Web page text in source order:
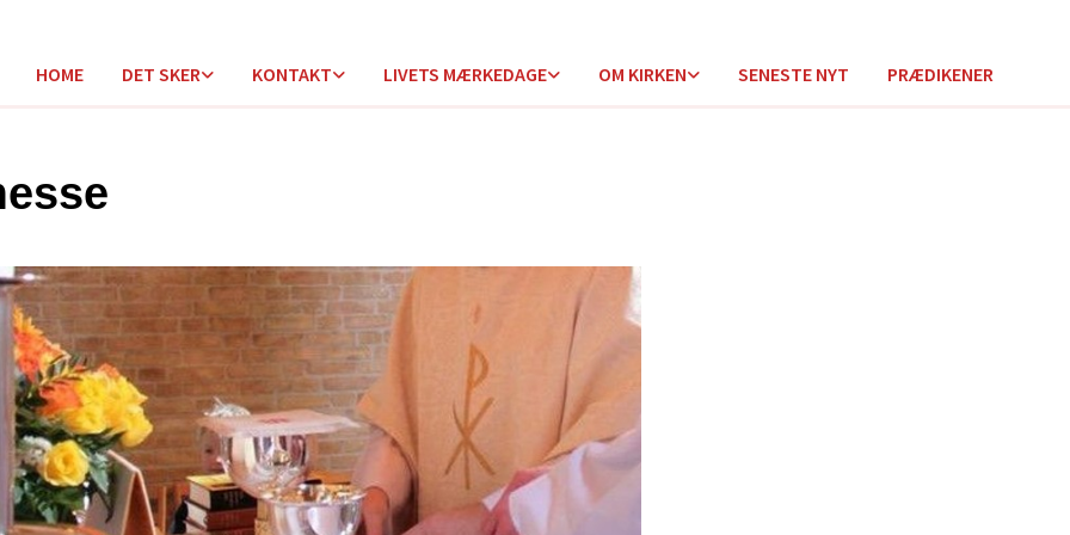
HOME DET SKER KONTAKT LIVETS MÆRKEDAGE OM KIRKEN SENESTE NYT PRÆDIKENER